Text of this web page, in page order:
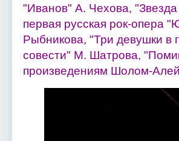
"Иванов" А. Чехова,
первая русская рок-опера
Рыбникова, "Три девушки в
совести" М. Шатрова,
произведениям Шолом-